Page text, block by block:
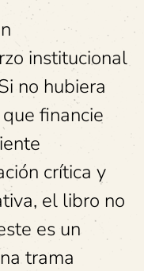
institucional
no hubiera
financie
crítica y
el libro no
es un
trama